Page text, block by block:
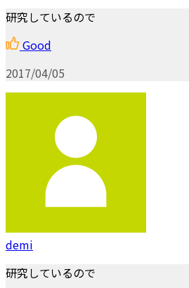
研究しているので
Good
2017/04/05
demi
研究しているので